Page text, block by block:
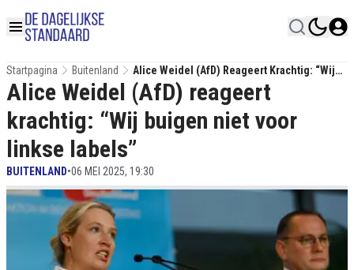
Startpagina Buitenland
Alice Weidel (AfD) Reageert Krachtig: “Wij
Buigen Niet Voor Linkse Labels”
Alice Weidel (AfD) reageert
krachtig: “Wij buigen niet voor
linkse labels”
BUITENLAND•06 MEI 2025, 19:30